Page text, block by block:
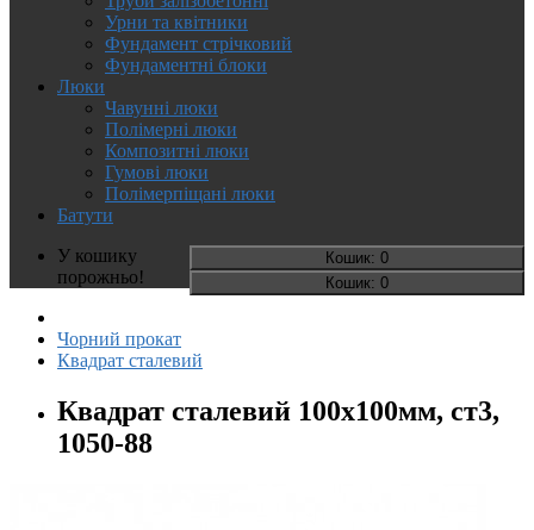
Урни та квітники
Фундамент стрічковий
Фундаментні блоки
Люки
Чавунні люки
Полімерні люки
Композитні люки
Гумові люки
Полімерпіщані люки
Батути
Кошик: 0
Кошик: 0
У кошику
порожньо!
Чорний прокат
Квадрат сталевий
Квадрат сталевий 100х100мм, ст3,
1050-88